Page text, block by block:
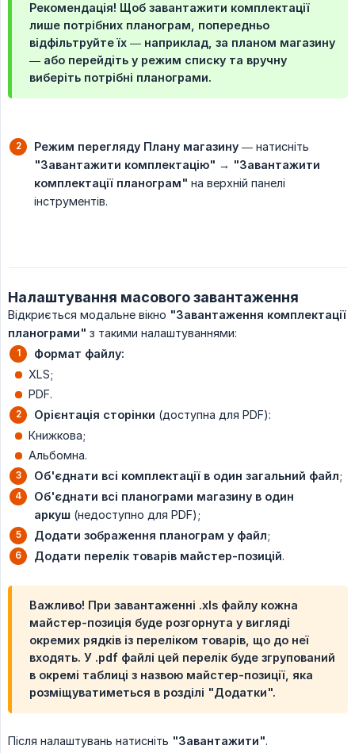
Рекомендація! Щоб завантажити комплектації
лише потрібних планограм, попередньо
відфільтруйте їх — наприклад, за планом магазину
— або перейдіть у режим списку та вручну
виберіть потрібні планограми.
Режим перегляду Плану магазину — натисніть
"Завантажити комплектацію" → "Завантажити
комплектації планограм" на верхній панелі
інструментів.
Налаштування масового завантаження
Відкриється модальне вікно "Завантаження комплектації
планограми" з такими налаштуваннями:
Формат файлу:
XLS;
PDF.
Орієнтація сторінки (доступна для PDF):
Книжкова;
Альбомна.
Об'єднати всі комплектації в один загальний файл;
Об'єднати всі планограми магазину в один
аркуш (недоступно для PDF);
Додати зображення планограм у файл;
Додати перелік товарів майстер-позицій.
Важливо! При завантаженні .xls файлу кожна
майстер-позиція буде розгорнута у вигляді
окремих рядків із переліком товарів, що до неї
входять. У .pdf файлі цей перелік буде згрупований
в окремі таблиці з назвою майстер-позиції, яка
розміщуватиметься в розділі "Додатки".
Після налаштувань натисніть "Завантажити".